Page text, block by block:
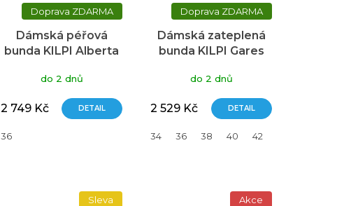
ZDARMA
Dámská péřová
bunda KILPI Alberta
do 2 dnů
2 749 Kč DETAIL
36
ZDARMA
Dámská zateplená
bunda KILPI Gares
do 2 dnů
2 529 Kč DETAIL
34 36 38 40 42
Sleva
Akce